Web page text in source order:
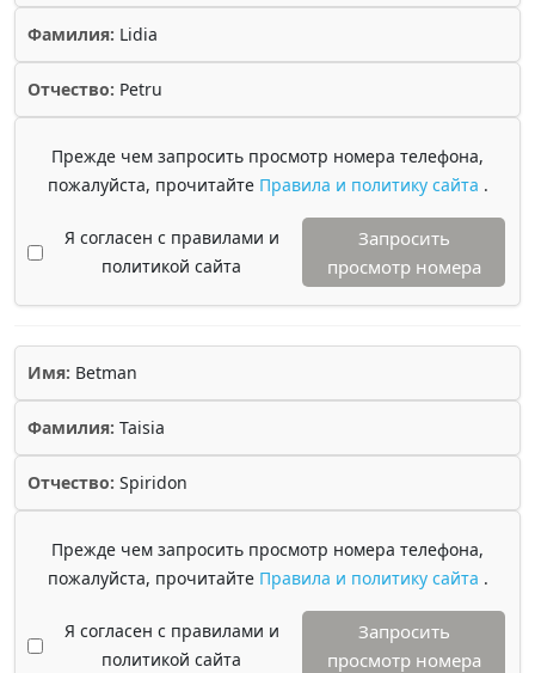
Фамилия: Lidia
Отчество: Petru
Прежде чем запросить просмотр номера телефона,
пожалуйста, прочитайте Правила и политику сайта .
Я согласен с правилами и
политикой сайта
Запросить
просмотр номера
Имя: Betman
Фамилия: Taisia
Отчество: Spiridon
Прежде чем запросить просмотр номера телефона,
пожалуйста, прочитайте Правила и политику сайта .
Я согласен с правилами и
политикой сайта
Запросить
просмотр номера